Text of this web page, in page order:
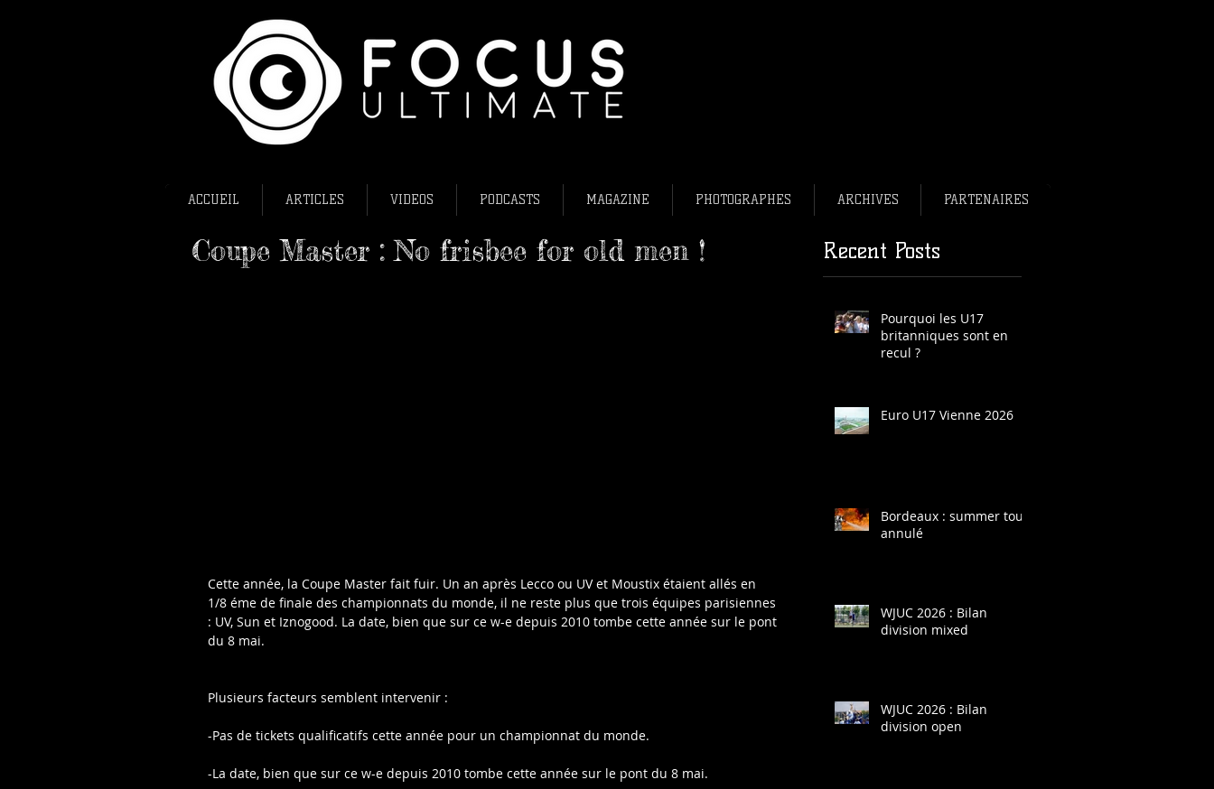
ACCUEIL ARTICLES VIDEOS PODCASTS MAGAZINE PHOTOGRAPHES ARCHIVES PARTENAIRES
Coupe Master : No frisbee for old men !
Cette année, la Coupe Master fait fuir. Un an après Lecco ou UV et Moustix étaient allés en
1/8 éme de finale des championnats du monde, il ne reste plus que trois équipes parisiennes
: UV, Sun et Iznogood. La date, bien que sur ce w-e depuis 2010 tombe cette année sur le pont
du 8 mai.
Plusieurs facteurs semblent intervenir :
-Pas de tickets qualificatifs cette année pour un championnat du monde.
-La date, bien que sur ce w-e depuis 2010 tombe cette année sur le pont du 8 mai.
Recent Posts
Pourquoi les U17
britanniques sont en
recul ?
Euro U17 Vienne 2026
Bordeaux : summer tour
annulé
WJUC 2026 : Bilan
division mixed
WJUC 2026 : Bilan
division open